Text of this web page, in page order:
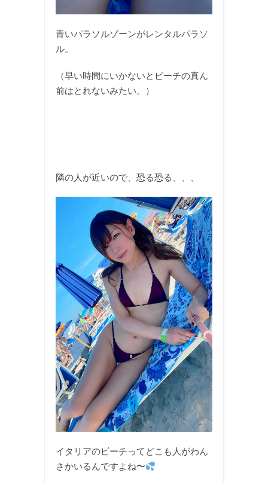
青いパラソルゾーンがレンタルパラソ
ル。
（早い時間にいかないとビーチの真ん
前はとれないみたい。）
隣の人が近いので、恐る恐る、、、
イタリアのビーチってどこも人がわん
さかいるんですよね〜